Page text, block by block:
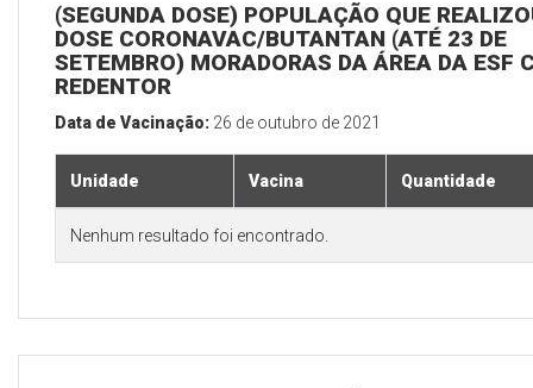
(SEGUNDA DOSE) POPULAÇÃO QUE
DOSE CORONAVAC/BUTANTAN (ATÉ 23 DE
SETEMBRO) MORADORAS DA ÁREA DA ESF
REDENTOR
Data de Vacinação: 26 de outubro de 2021
Unidade Vacina Quantidade
Nenhum resultado foi encontrado.